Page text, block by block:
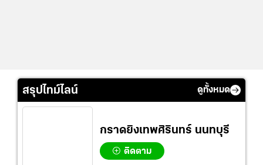
สรุปไทม์ไลน์ ดูทั้งหมด
กราดยิงเทพศิรินทร์ นนทบุรี
ติดตาม